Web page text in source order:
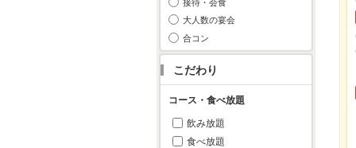
接待・会食
大人数の宴会
合コン
こだわり
コース・食べ放題
飲み放題
食べ放題